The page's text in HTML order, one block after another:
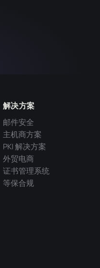
解决方案
邮件安全
主机商方案
PKI 解决方案
外贸电商
证书管理系统
等保合规